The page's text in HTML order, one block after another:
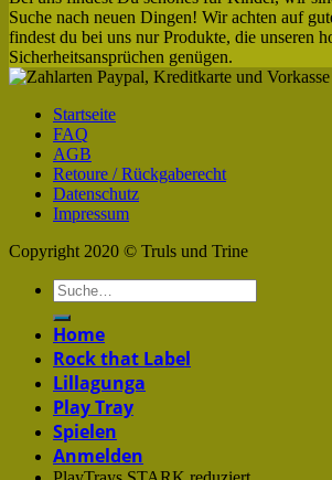
Suche nach neuen Dingen! Wir achten auf
findest du bei uns nur Produkte, die unseren
Sicherheitsansprüchen genügen.
Startseite
FAQ
AGB
Retoure / Rückgaberecht
Datenschutz
Impressum
Copyright 2020 © Truls und Trine
Home
Rock that Label
Lillagunga
Play Tray
Spielen
Anmelden